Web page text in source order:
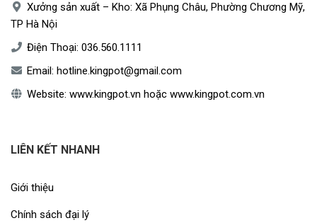
Xưởng sản xuất – Kho: Xã Phụng Châu, Phường Chương Mỹ,
TP Hà Nội
Điện Thoại: 036.560.1111
Email: hotline.kingpot@gmail.com
Website: www.kingpot.vn hoặc www.kingpot.com.vn
LIÊN KẾT NHANH
Giới thiệu
Chính sách đại lý